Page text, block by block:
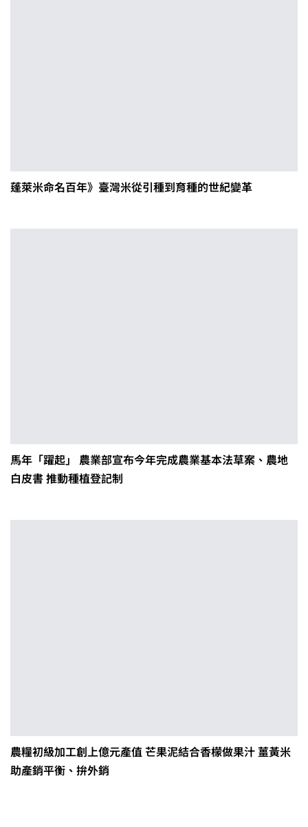
蓬萊米命名百年》臺灣米從引種到育種的世紀變革
馬年「躍起」 農業部宣布今年完成農業基本法草案、農地
白皮書 推動種植登記制
農糧初級加工創上億元產值 芒果泥結合香檬做果汁 薑黃米
助產銷平衡、拚外銷